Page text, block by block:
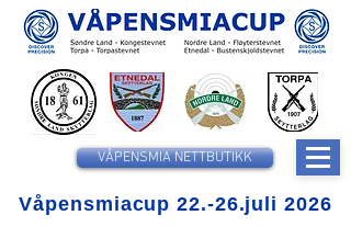
VÅPENSMIA NETTBUTIKK
Våpensmiacup 22.-26.juli 2026